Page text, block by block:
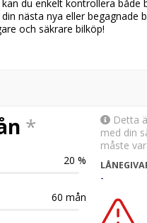
du enkelt kontrollera
nästa nya eller
och säkrare bilköp!
*
20 %
60 mån
Detta
med din
måste
-